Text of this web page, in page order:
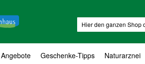
Angebote Geschenke-Tipps Naturarznei